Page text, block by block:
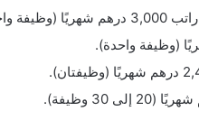
راتب 3,000 درهم شهريًا (وظيفة واحدة).